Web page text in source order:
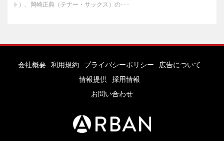
ト）、岡崎正典（テナー・サックス）の･･･
会社概要 利用規約 プライバシーポリシー
広告について
情報提供
採用情報
お問い合わせ